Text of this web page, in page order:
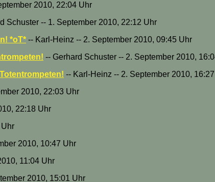
2010, 22:04 Uhr
Schuster -- 1. September 2010, 22:12 Uhr
*oT* -- Karl-Heinz -- 2. September 2010, 09:45 Uhr
-- Gerhard Schuster -- 2. September 2010,
-- Karl-Heinz -- 2. September 2010,
2010, 22:03 Uhr
22:18 Uhr
2010, 10:47 Uhr
11:04 Uhr
2010, 15:01 Uhr